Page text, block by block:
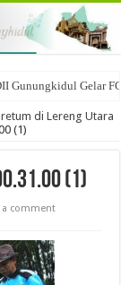
Gunungkidul Gelar
di Lereng Utara
(1)
(1)
a comment